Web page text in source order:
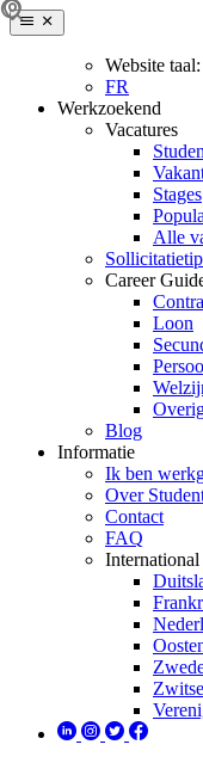
Website taal:
FR
Werkzoekend
Vacatures
Stages
Alle
Career
Loon
Blog
Informatie
Ik ben
Over
Contact
FAQ
International